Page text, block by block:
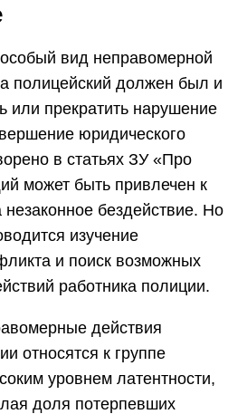
вид неправомерной
полицейский должен был и
или прекратить нарушение
юридического
в статьях ЗУ «Про
может быть привлечен к
незаконное бездействие. Но
изучение
и поиск возможных
работника полиции.
действия
относятся к группе
уровнем латентности,
доля потерпевших